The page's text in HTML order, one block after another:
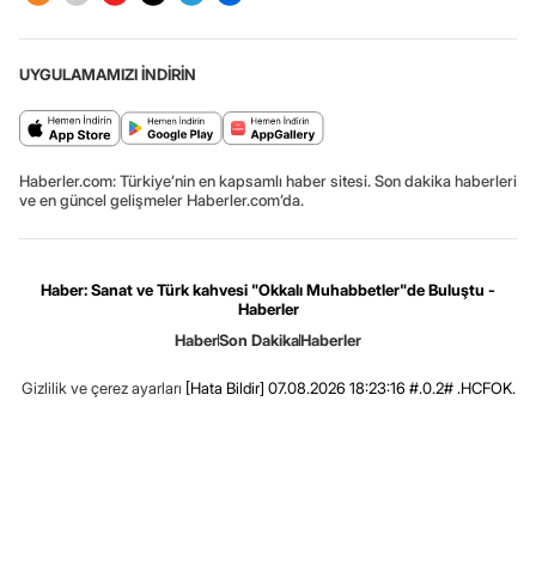
UYGULAMAMIZI İNDİRİN
Haberler.com: Türkiye’nin en kapsamlı haber sitesi. Son dakika haberleri
ve en güncel gelişmeler Haberler.com’da.
Haber: Sanat ve Türk kahvesi "Okkalı Muhabbetler"de Buluştu -
Haberler
HaberSon DakikaHaberler
Gizlilik ve çerez ayarları [Hata Bildir] 07.08.2026 18:23:16 #.0.2# .HCFOK.